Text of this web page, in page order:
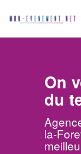
On
du
la-